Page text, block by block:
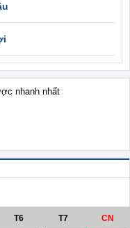
nhanh nhất
T6 T7 CN